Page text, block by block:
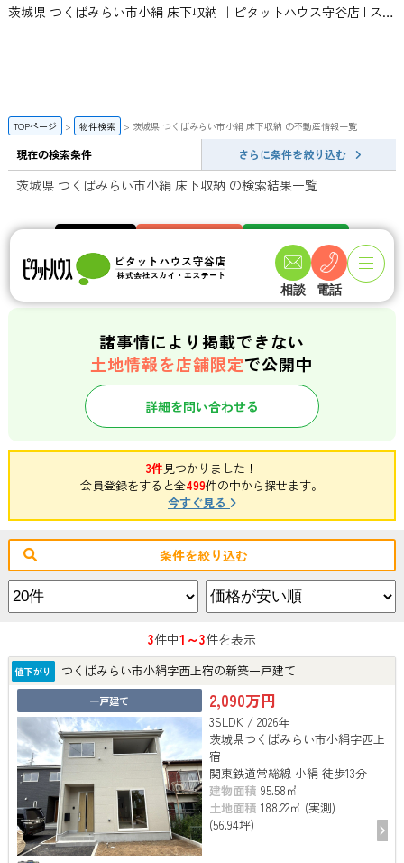
茨城県 つくばみらい市小絹 床下収納 ｜ピタットハウス守谷店 | スカイ・エステート
相談 電話
TOPページ 物件検索 茨城県 つくばみらい市小絹 床下収納 の不動産情報一覧
現在の検索条件 さらに条件を絞り込む
茨城県 つくばみらい市小絹 床下収納 の検索結果一覧
141 件 358件
諸事情により掲載できない
土地情報を店舗限定で公開中
詳細を問い合わせる
3件見つかりました！
会員登録をすると全499件の中から探せます。
今すぐ見る
条件を絞り込む
3件中1～3件を表示
値下がり つくばみらい市小絹字西上宿の新築一戸建て
一戸建て 2,090万円
3SLDK / 2026年
茨城県つくばみらい市小絹字西上
宿
関東鉄道常総線 小絹 徒歩13分
建物面積 95.58㎡
土地面積 188.22㎡ (実測)
(56.94坪)